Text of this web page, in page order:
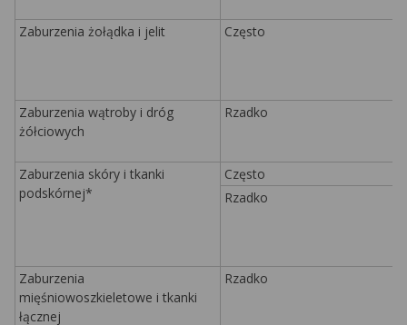
Zaburzenia żołądka i jelit Często
Zaburzenia wątroby i dróg
żółciowych
Rzadko
Zaburzenia skóry i tkanki
podskórnej*
Często
Rzadko
Zaburzenia
mięśniowoszkieletowe i tkanki
łącznej
Rzadko